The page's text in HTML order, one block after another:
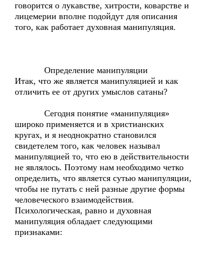
говорится о лукавстве, хитрости, коварстве и
лицемерии вполне подойдут для описания
того, как работает духовная манипуляция.
Определение манипуляции
Итак, что же является манипуляцией и как
отличить ее от других умыслов сатаны?
Сегодня понятие «манипуляция»
широко применяется и в христианских
кругах, и я неоднократно становился
свидетелем того, как человек называл
манипуляцией то, что ею в действительности
не являлось. Поэтому нам необходимо четко
определить, что является сутью манипуляции,
чтобы не путать с ней разные другие формы
человеческого взаимодействия.
Психологическая, равно и духовная
манипуляция обладает следующими
признаками: